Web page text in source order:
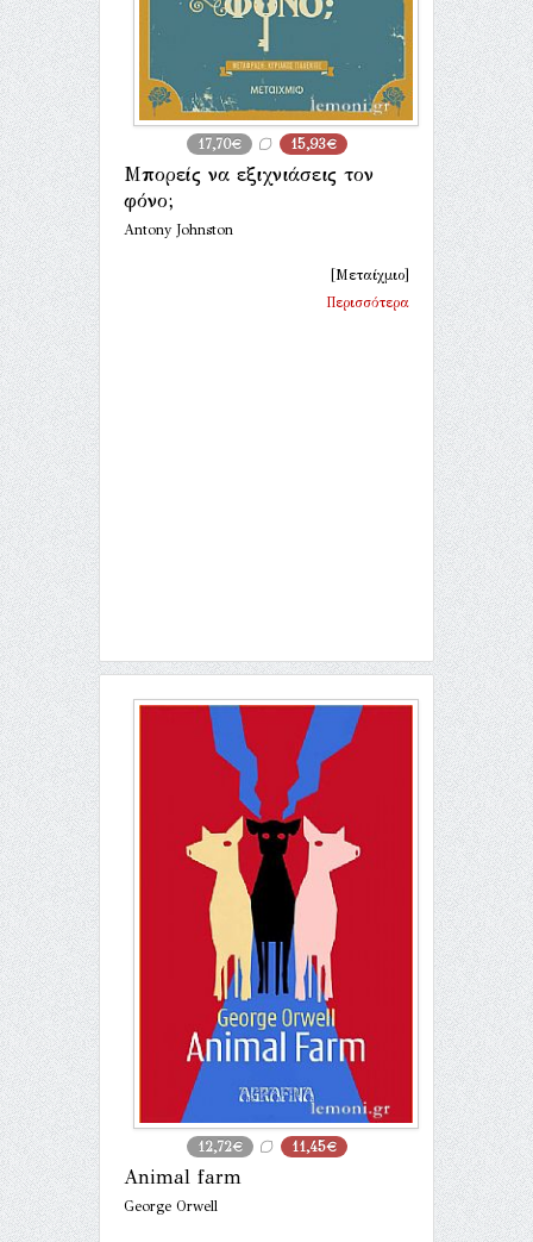
17,70€ 15,93€
Μπορείς να εξιχνιάσεις τον
φόνο;
Antony Johnston
[Μεταίχμιο]
Περισσότερα
12,72€ 11,45€
Animal farm
George Orwell